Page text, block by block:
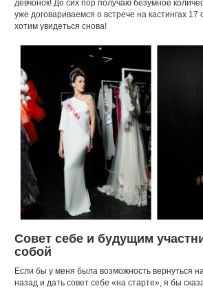
девчонок! До сих пор получаю безумное
уже договариваемся о встрече на кастингах 17
хотим увидеться снова!
Совет себе и будущим
собой
Если бы у меня была возможность вернуться
назад и дать совет себе «на старте», я бы